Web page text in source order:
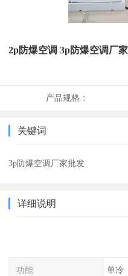
2p防爆空调 3p防爆空调厂
产品规格：
关键词
3p防爆空调厂家批发
详细说明
功能 单冷